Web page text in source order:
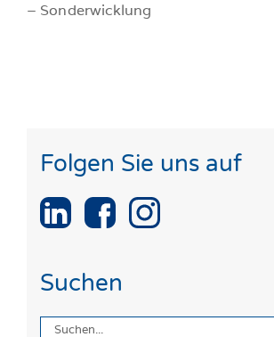
– Sonderwicklung
Folgen Sie uns auf
Suchen
Suche